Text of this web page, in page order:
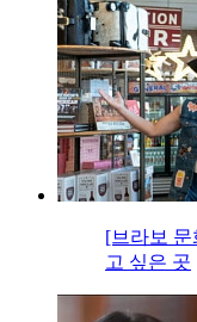
[브라보
고 싶은 곳